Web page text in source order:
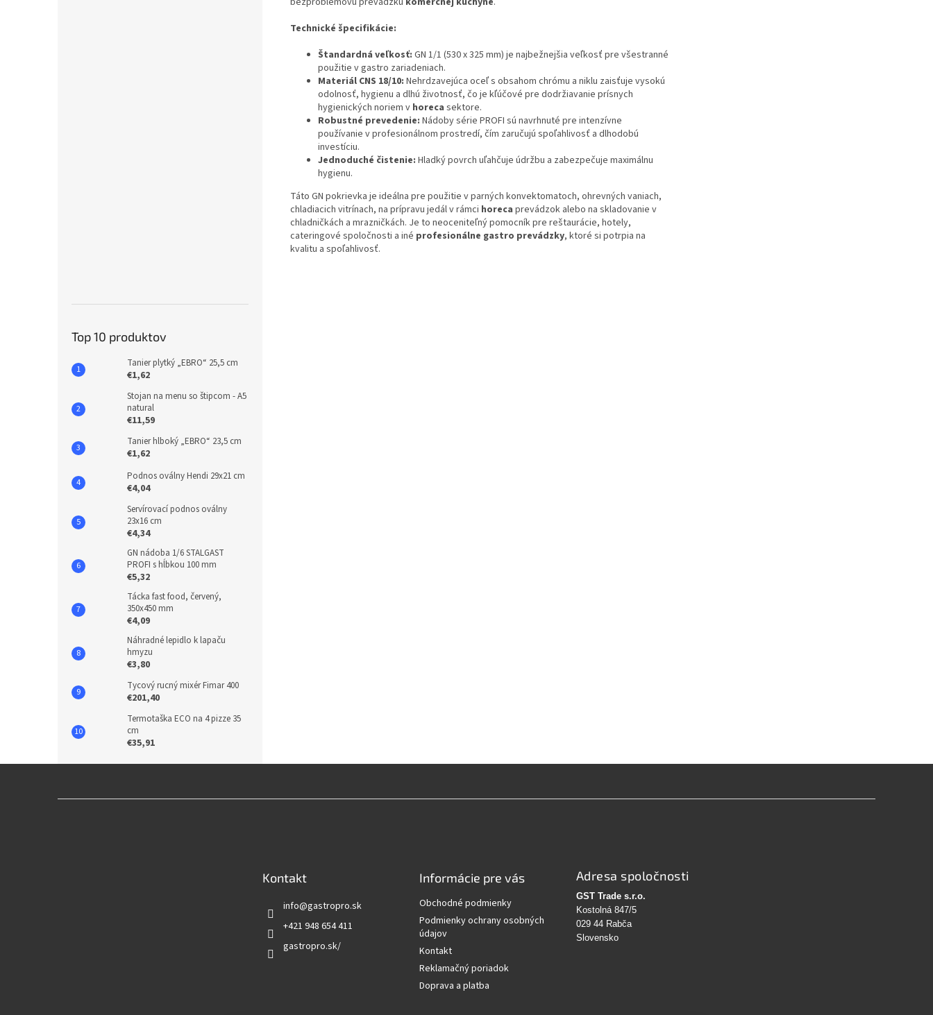
Top 10 produktov
Tanier plytký „EBRO“ 25,5 cm
€1,62
Stojan na menu so štipcom - A5
natural
€11,59
Tanier hlboký „EBRO“ 23,5 cm
€1,62
Podnos oválny Hendi 29x21 cm
€4,04
Servírovací podnos oválny
23x16 cm
€4,34
GN nádoba 1/6 STALGAST
PROFI s hĺbkou 100 mm
€5,32
Tácka fast food, červený,
350x450 mm
€4,09
Náhradné lepidlo k lapaču
hmyzu
€3,80
Tycový rucný mixér Fimar 400
€201,40
Termotaška ECO na 4 pizze 35
cm
€35,91
Technické špecifikácie:
Štandardná veľkosť: GN 1/1 (530 x 325 mm) je najbežnejšia veľkosť pre všestranné
použitie v gastro zariadeniach.
Materiál CNS 18/10: Nehrdzavejúca oceľ s obsahom chrómu a niklu zaisťuje vysokú
odolnosť, hygienu a dlhú životnosť, čo je kľúčové pre dodržiavanie prísnych
hygienických noriem v horeca sektore.
Robustné prevedenie: Nádoby série PROFI sú navrhnuté pre intenzívne
používanie v profesionálnom prostredí, čím zaručujú spoľahlivosť a dlhodobú
investíciu.
Jednoduché čistenie: Hladký povrch uľahčuje údržbu a zabezpečuje maximálnu
hygienu.
Táto GN pokrievka je ideálna pre použitie v parných konvektomatoch, ohrevných vaniach,
chladiacich vitrínach, na prípravu jedál v rámci horeca prevádzok alebo na skladovanie v
chladničkách a mrazničkách. Je to neoceniteľný pomocník pre reštaurácie, hotely,
cateringové spoločnosti a iné profesionálne gastro prevádzky, ktoré si potrpia na
kvalitu a spoľahlivosť.
Kontakt
info@gastropro.sk
+421 948 654 411
gastropro.sk/
Informácie pre vás
Obchodné podmienky
Podmienky ochrany osobných
údajov
Kontakt
Reklamačný poriadok
Doprava a platba
Adresa spoločnosti
GST Trade s.r.o.
Kostolná 847/5
029 44 Rabča
Slovensko